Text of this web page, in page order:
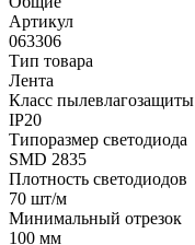
Артикул
063306
Тип товара
Лента
Класс пылевлагозащиты
IP20
Типоразмер светодиода
SMD 2835
Плотность светодиодов
70 шт/м
Минимальный отрезок
100 мм